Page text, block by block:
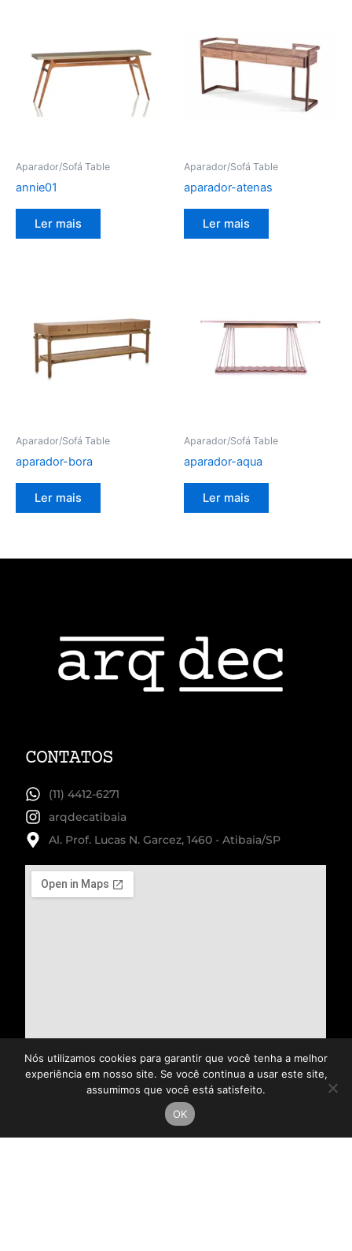
Aparador/Sofá Table
annie01
Ler mais
Aparador/Sofá Table
aparador-atenas
Ler mais
Aparador/Sofá Table
aparador-bora
Ler mais
Aparador/Sofá Table
aparador-aqua
Ler mais
CONTATOS
(11) 4412-6271
arqdecatibaia
Al. Prof. Lucas N. Garcez, 1460 - Atibaia/SP
Nós utilizamos cookies para garantir que você tenha a melhor
experiência em nosso site. Se você continua a usar este site,
assumimos que você está satisfeito.
OK